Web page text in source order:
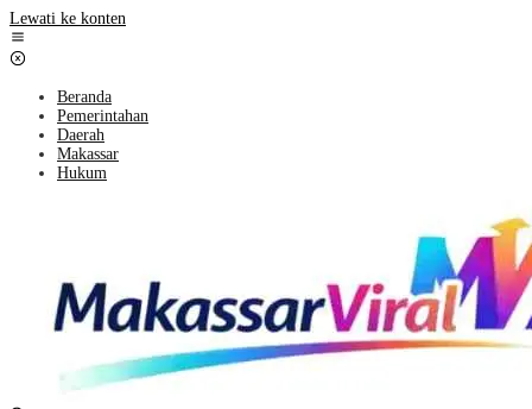
Lewati ke konten
Beranda
Pemerintahan
Daerah
Makassar
Hukum